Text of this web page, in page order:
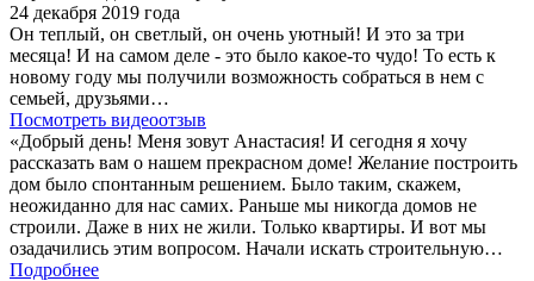
24 декабря 2019 года
Он теплый, он светлый, он очень уютный! И это за три
месяца! И на самом деле - это было какое-то чудо! То есть к
новому году мы получили возможность собраться в нем с
семьей, друзьями…
Посмотреть видеоотзыв
«Добрый день! Меня зовут Анастасия! И сегодня я хочу
рассказать вам о нашем прекрасном доме! Желание построить
дом было спонтанным решением. Было таким, скажем,
неожиданно для нас самих. Раньше мы никогда домов не
строили. Даже в них не жили. Только квартиры. И вот мы
озадачились этим вопросом. Начали искать строительную…
Подробнее